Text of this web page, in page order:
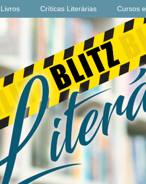
Livros Críticas Literárias Cursos